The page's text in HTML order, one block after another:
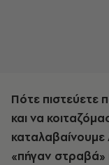
Πότε πιστεύετε
και να
καταλαβαίνουμε
«πήγαν στραβά»